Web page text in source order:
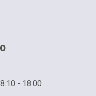
- 18:00